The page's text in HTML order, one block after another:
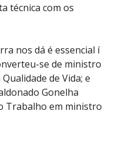
técnica com os
nos dá é essencial í
se de ministro
de Vida; e
Gonelha
Trabalho em ministro